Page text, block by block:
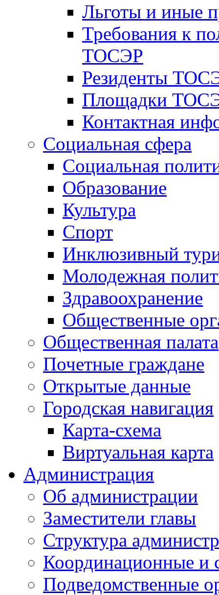
Льготы и иные
Требования к
ТОСЭР
Резиденты
Площадки
Контактная
Социальная сфера
Социальная
Образование
Культура
Спорт
Инклюзивный
Молодежная
Здравоохранение
Общественные
Общественная палата
Почетные граждане
Открытые данные
Городская навигация
Карта-схема
Виртуальная карта
Администрация
Об администрации
Заместители главы
Структура
Координационные и
Подведомственные